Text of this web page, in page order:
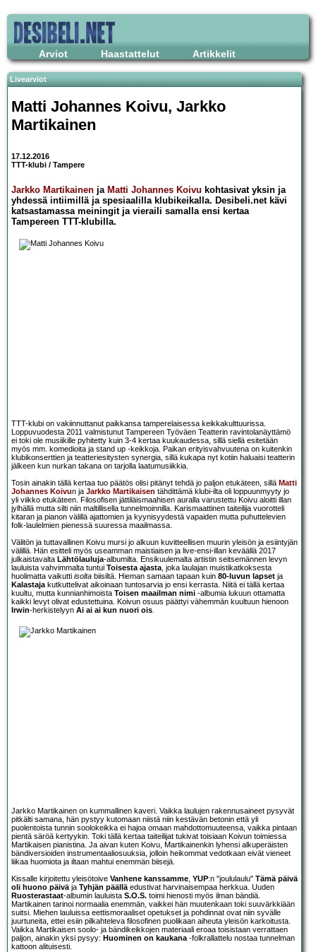
Arviot Haastattelut Artikkelit
Livearviot
Matti Johannes Koivu, Jarkko
Martikainen
17.12.2016
TTT-klubi / Tampere
Jarkko Martikainen ja Matti Johannes Koivu kohtasivat yksin ja
yhdessä intiimillä ja spesiaalilla klubikeikalla. Desibeli.net kävi
katsastamassa meiningit ja vieraili samalla ensi kertaa
Tampereen TTT-klubilla.
TTT-klubi on vakiinnuttanut paikkansa tamperelaisessa keikkakulttuurissa.
Loppuvuodesta 2011 valmistunut Tampereen Työväen Teatterin ravintolanäyttämö
ei toki ole musiikille pyhitetty kuin 3-4 kertaa kuukaudessa, sillä siellä esitetään
myös mm. komedioita ja stand up -keikkoja. Paikan erityisvahvuutena on kuitenkin
klubikonserttien ja teatteriesitysten synergia, sillä kukapa nyt kotiin haluaisi teatterin
jälkeen kun nurkan takana on tarjolla laatumusiikkia.
Tosin ainakin tällä kertaa tuo päätös olisi pitänyt tehdä jo paljon etukäteen, sillä Matti
Johannes Koivun ja Jarkko Martikaisen tähdittämä klubi-ilta oli loppuunmyyty jo
yli viikko etukäteen. Filosofisen jättiläismaahisen auralla varustettu Koivu aloitti illan
jylhällä mutta silti niin maltillisella tunnelmoinnilla. Karismaattinen taiteilija vuorotteli
kitaran ja pianon välillä ajattomien ja kyynisyydestä vapaiden mutta puhuttelevien
folk-laulelmien pienessä suuressa maailmassa.
Välitön ja tuttavallinen Koivu mursi jo alkuun kuvitteellisen muurin yleisön ja esiintyjän
välillä. Hän esitteli myös useamman maistiaisen ja live-ensi-illan keväällä 2017
julkaistavalta Lähtölauluja-albumilta. Ensikuulemalta artistin seitsemännen levyn
lauluista vahvimmalta tuntui Toisesta ajasta, joka laulajan muistikatkoksesta
huolimatta vaikutti isolta biisiltä. Hieman samaan tapaan kuin 80-luvun lapset ja
Kalastajakutkuttelivat aikoinaan tuntosarvia jo ensi kerrasta. Niitä ei tällä kertaa
kuultu, mutta kunnianhimoista Toisen maailman nimi -albumia lukuun ottamatta
kaikki levyt olivat edustettuina. Koivun osuus päättyi vähemmän kuultuun hienoon
Irwin-herkistelyyn Ai ai ai kun nuori ois.
Jarkko Martikainen on kummallinen kaveri. Vaikka laulujen rakennusaineet pysyvät
pitkälti samana, hän pystyy kutomaan niistä niin kestävän betonin että yli
puolentoista tunnin soolokeikka ei hajoa omaan mahdottomuuteensa, vaikka pintaan
pientä säröä kertyykin. Toki tällä kertaa taiteilijat tukivat toisiaan Koivun toimiessa
Martikaisen pianistina. Ja aivan kuten Koivu, Martikainenkin lyhensi alkuperäisten
bändiversioiden instrumentaaliosuuksia, jolloin heikommat vedotkaan eivät vieneet
liikaa huomiota ja iltaan mahtui enemmän biisejä.
Kissalle kirjoitettu yleisötoive Vanhene kanssamme, YUP:n "joululaulu" Tämä päivä
oli huono päiväja Tyhjän päälläedustivat harvinaisempaa herkkua. Uuden
Ruosterastaat-albumin lauluista S.O.S. toimi hienosti myös ilman bändiä.
Martikainen tarinoi normaalia enemmän, vaikkei hän muutenkaan toki suuvärkkiään
suitsi. Miehen lauluissa eettismoraaliset opetukset ja pohdinnat ovat niin syvälle
juurtuneita, ettei esiin pilkahteleva filosofinen puolikaan aiheuta yleisön karkoitusta.
Vaikka Martikaisen soolo- ja bändikeikkojen materiaali eroaa toisistaan verrattaen
paljon, ainakin yksi pysyy: Huominen on kaukana-folkrallattelu nostaa tunnelman
kattoon alituisesti.